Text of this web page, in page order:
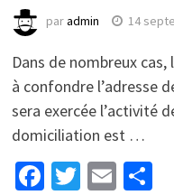
paradmin 14
Dans de nombreux
à confondre l’adresse
sera exercée l’activité
domiciliation est …
Facebook
Twitter
Email